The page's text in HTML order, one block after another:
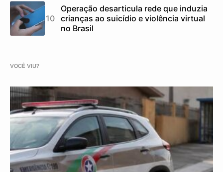
Operação desarticula rede que induzia
crianças ao suicídio e violência virtual
no Brasil
VOCÊ VIU?